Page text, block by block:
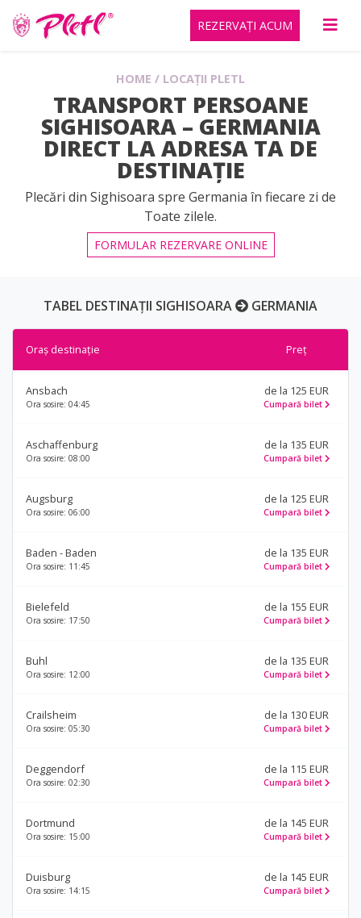
REZERVAȚI ACUM
HOME / LOCAȚII PLETL
TRANSPORT PERSOANE
SIGHISOARA – GERMANIA
DIRECT LA ADRESA TA DE
DESTINAȚIE
Plecări din Sighisoara spre Germania în fiecare zi de
Toate zilele.
FORMULAR REZERVARE ONLINE
TABEL DESTINAȚII SIGHISOARA GERMANIA
Oraș destinație Preț
Ansbach
Ora sosire: 04:45
de la 125 EUR
Cumpară bilet
Aschaffenburg
Ora sosire: 08:00
de la 135 EUR
Cumpară bilet
Augsburg
Ora sosire: 06:00
de la 125 EUR
Cumpară bilet
Baden - Baden
Ora sosire: 11:45
de la 135 EUR
Cumpară bilet
Bielefeld
Ora sosire: 17:50
de la 155 EUR
Cumpară bilet
Buhl
Ora sosire: 12:00
de la 135 EUR
Cumpară bilet
Crailsheim
Ora sosire: 05:30
de la 130 EUR
Cumpară bilet
Deggendorf
Ora sosire: 02:30
de la 115 EUR
Cumpară bilet
Dortmund
Ora sosire: 15:00
de la 145 EUR
Cumpară bilet
Duisburg
Ora sosire: 14:15
de la 145 EUR
Cumpară bilet